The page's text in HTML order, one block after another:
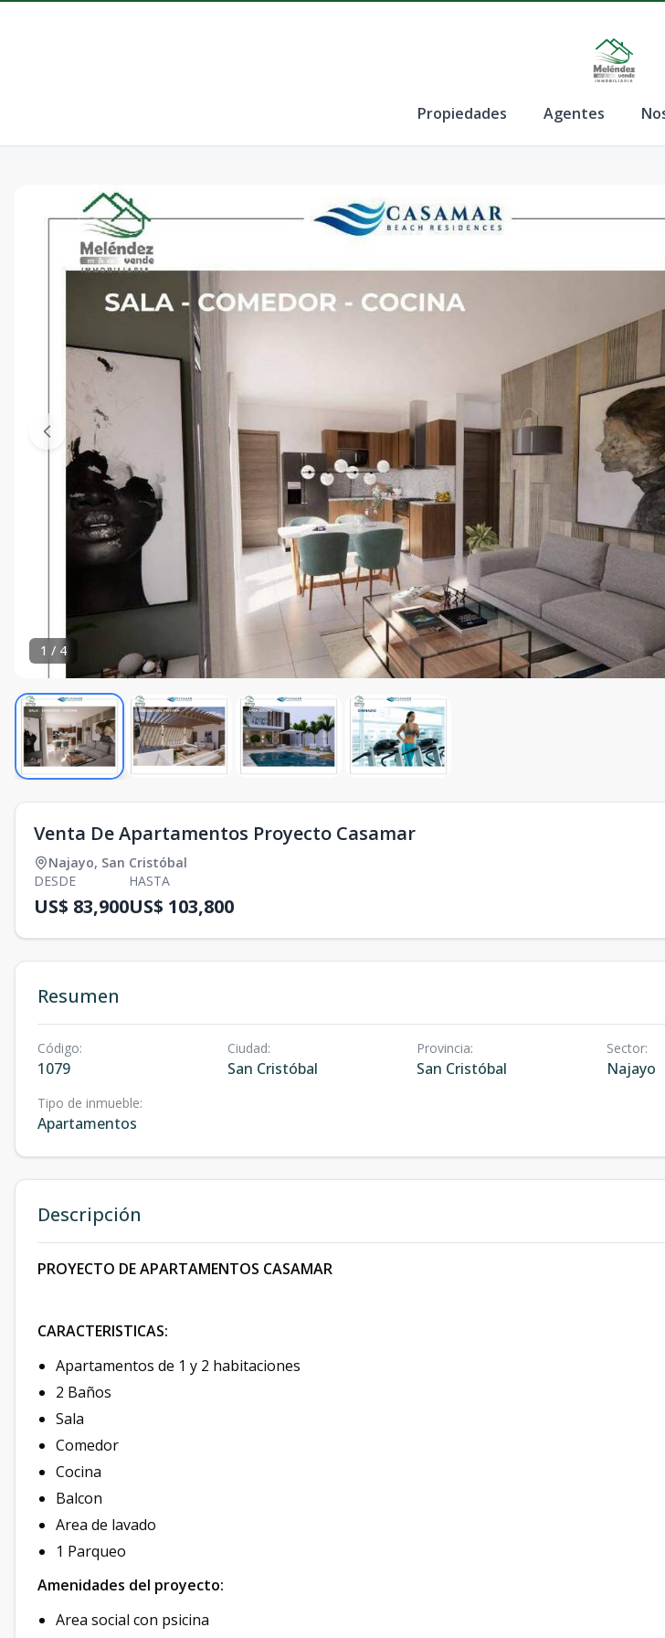
1 / 4
Venta De Apartamentos Proyecto Casamar
Najayo, San Cristóbal
DESDE
US$ 83,900
HASTA
US$ 103,800
Resumen
Código:
1079
Ciudad:
San Cristóbal
Provincia:
San Cristóbal
Sector:
Najayo
Tipo de inmueble:
Apartamentos
Descripción
PROYECTO DE APARTAMENTOS CASAMAR
CARACTERISTICAS:
Apartamentos de 1 y 2 habitaciones
2 Baños
Sala
Comedor
Cocina
Balcon
Area de lavado
1 Parqueo
Amenidades del proyecto:
Area social con psicina